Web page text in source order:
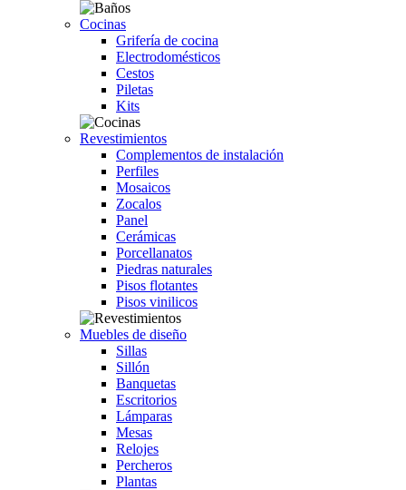
Cocinas
Grifería de cocina
Electrodomésticos
Cestos
Piletas
Kits
Revestimientos
Complementos de instalación
Perfiles
Mosaicos
Zocalos
Panel
Cerámicas
Porcellanatos
Piedras naturales
Pisos flotantes
Pisos vinilicos
Muebles de diseño
Sillas
Sillón
Banquetas
Escritorios
Lámparas
Mesas
Relojes
Percheros
Plantas